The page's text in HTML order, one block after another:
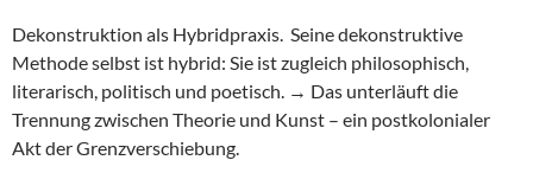
Dekonstruktion als Hybridpraxis. Seine dekonstruktive
Methode selbst ist hybrid: Sie ist zugleich philosophisch,
literarisch, politisch und poetisch. → Das unterläuft die
Trennung zwischen Theorie und Kunst – ein postkolonialer
Akt der Grenzverschiebung.